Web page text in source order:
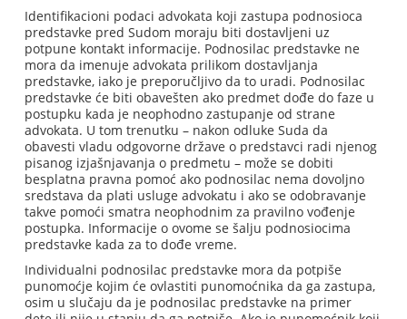
Identifikacioni podaci advokata koji zastupa podnosioca
predstavke pred Sudom moraju biti dostavljeni uz
potpune kontakt informacije. Podnosilac predstavke ne
mora da imenuje advokata prilikom dostavljanja
predstavke, iako je preporučljivo da to uradi. Podnosilac
predstavke će biti obavešten ako predmet dođe do faze u
postupku kada je neophodno zastupanje od strane
advokata. U tom trenutku – nakon odluke Suda da
obavesti vladu odgovorne države o predstavci radi njenog
pisanog izjašnjavanja o predmetu – može se dobiti
besplatna pravna pomoć ako podnosilac nema dovoljno
sredstava da plati usluge advokatu i ako se odobravanje
takve pomoći smatra neophodnim za pravilno vođenje
postupka. Informacije o ovome se šalju podnosiocima
predstavke kada za to dođe vreme.
Individualni podnosilac predstavke mora da potpiše
punomoćje kojim će ovlastiti punomoćnika da ga zastupa,
osim u slučaju da je podnosilac predstavke na primer